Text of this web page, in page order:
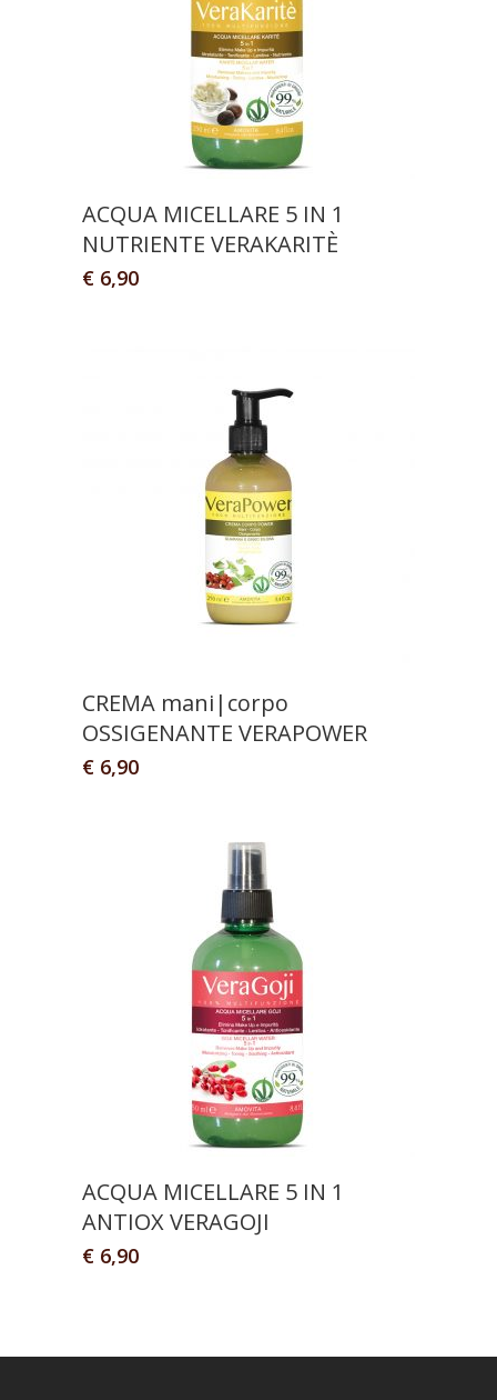
ACQUA MICELLARE 5 IN 1
NUTRIENTE VERAKARITÈ
€ 6,90
CREMA mani|corpo
OSSIGENANTE VERAPOWER
€ 6,90
ACQUA MICELLARE 5 IN 1
ANTIOX VERAGOJI
€ 6,90